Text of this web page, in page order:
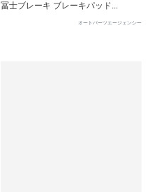
冨士ブレーキ ブレーキパッド...
オートパーツエージェンシー